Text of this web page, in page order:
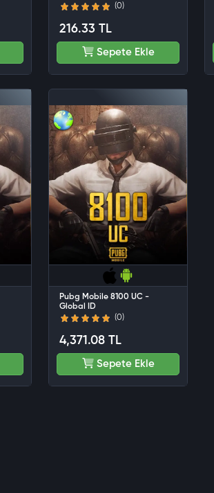
(0)
216.33 TL
Sepete Ekle
Pubg Mobile 8100 UC -
Global ID
(0)
4,371.08 TL
Sepete Ekle